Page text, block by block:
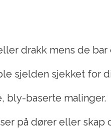
drakk mens de bar
sjelden sjekket for
bly-baserte malinger.
på dører eller